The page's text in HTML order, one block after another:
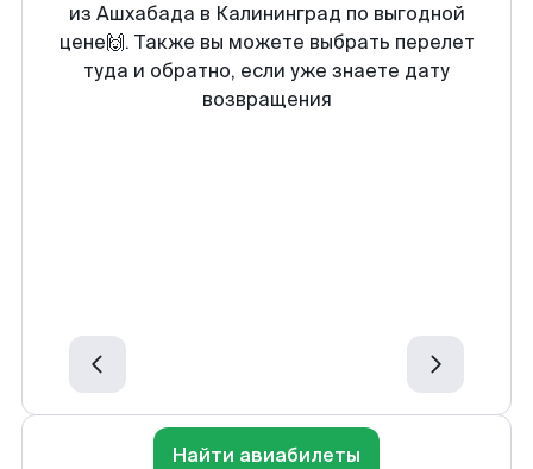
из Ашхабада в Калининград по выгодной
цене🙌. Также вы можете выбрать перелет
туда и обратно, если уже знаете дату
возвращения
Найти авиабилеты